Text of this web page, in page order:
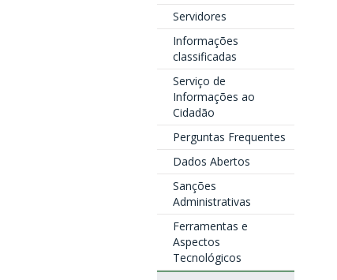
Servidores
Informações
classificadas
Serviço de
Informações ao
Cidadão
Perguntas Frequentes
Dados Abertos
Sanções
Administrativas
Ferramentas e
Aspectos
Tecnológicos